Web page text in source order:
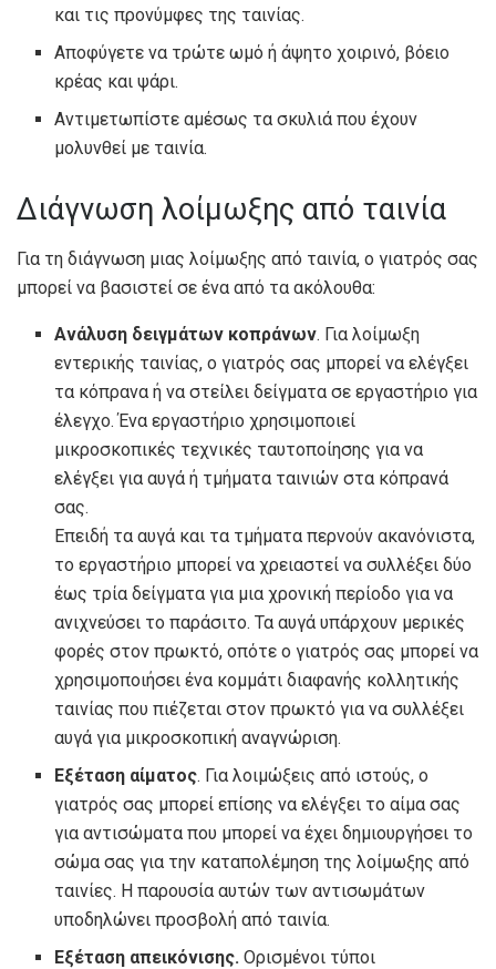
και τις προνύμφες της ταινίας.
Αποφύγετε να τρώτε ωμό ή άψητο χοιρινό, βόειο
κρέας και ψάρι.
Αντιμετωπίστε αμέσως τα σκυλιά που έχουν
μολυνθεί με ταινία.
Διάγνωση λοίμωξης από ταινία
Για τη διάγνωση μιας λοίμωξης από ταινία, ο γιατρός σας
μπορεί να βασιστεί σε ένα από τα ακόλουθα:
Ανάλυση δειγμάτων κοπράνων. Για λοίμωξη
εντερικής ταινίας, ο γιατρός σας μπορεί να ελέγξει
τα κόπρανα ή να στείλει δείγματα σε εργαστήριο για
έλεγχο. Ένα εργαστήριο χρησιμοποιεί
μικροσκοπικές τεχνικές ταυτοποίησης για να
ελέγξει για αυγά ή τμήματα ταινιών στα κόπρανά
σας.
Επειδή τα αυγά και τα τμήματα περνούν ακανόνιστα,
το εργαστήριο μπορεί να χρειαστεί να συλλέξει δύο
έως τρία δείγματα για μια χρονική περίοδο για να
ανιχνεύσει το παράσιτο. Τα αυγά υπάρχουν μερικές
φορές στον πρωκτό, οπότε ο γιατρός σας μπορεί να
χρησιμοποιήσει ένα κομμάτι διαφανής κολλητικής
ταινίας που πιέζεται στον πρωκτό για να συλλέξει
αυγά για μικροσκοπική αναγνώριση.
Εξέταση αίματος. Για λοιμώξεις από ιστούς, ο
γιατρός σας μπορεί επίσης να ελέγξει το αίμα σας
για αντισώματα που μπορεί να έχει δημιουργήσει το
σώμα σας για την καταπολέμηση της λοίμωξης από
ταινίες. Η παρουσία αυτών των αντισωμάτων
υποδηλώνει προσβολή από ταινία.
Εξέταση απεικόνισης.Ορισμένοι τύποι